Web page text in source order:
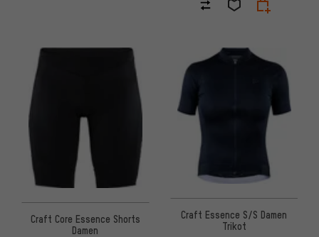
Craft Core Essence Shorts
Damen
Craft Essence S/S Damen
Trikot